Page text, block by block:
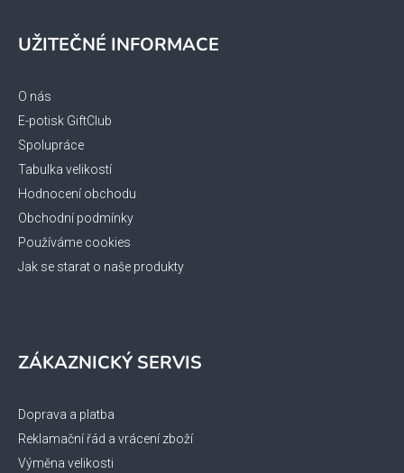
UŽITEČNÉ INFORMACE
O nás
E-potisk GiftClub
Spolupráce
Tabulka velikostí
Hodnocení obchodu
Obchodní podmínky
Používáme cookies
Jak se starat o naše produkty
ZÁKAZNICKÝ SERVIS
Doprava a platba
Reklamační řád a vrácení zboží
Výměna velikosti